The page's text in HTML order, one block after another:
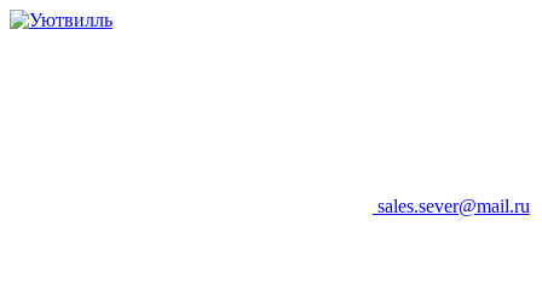
sales.sever@mail.ru